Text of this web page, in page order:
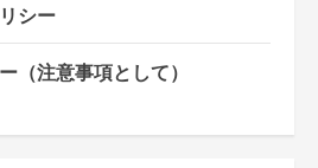
シー
（注意事項として）